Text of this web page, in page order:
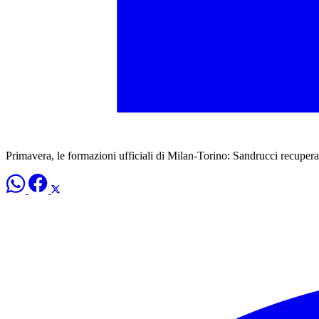
Primavera, le formazioni ufficiali di Milan-Torino: Sandrucci